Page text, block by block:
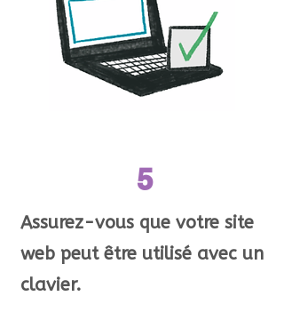
5
Assurez-vous que votre site
web peut être utilisé avec un
clavier.